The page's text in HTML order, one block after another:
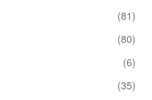
(81)
(80)
(6)
(35)